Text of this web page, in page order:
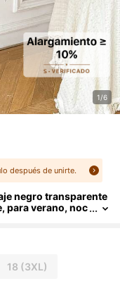
1/6
después de unirte.
negro transparente
para verano, noc
18 (3XL)